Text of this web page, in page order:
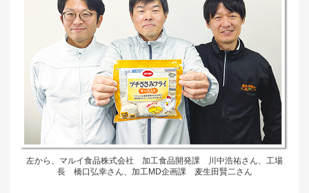
左から、マルイ食品株式会社 加工食品開発課 川中浩祐さん、工場
長 橋口弘幸さん、加工MD企画課 麦生田賢二さん